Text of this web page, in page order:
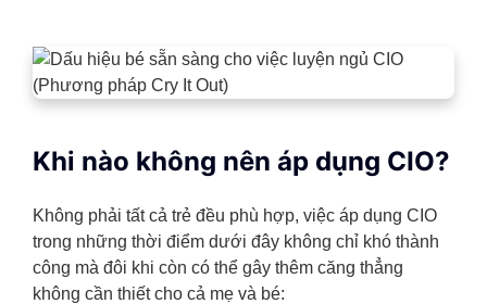
Khi nào không nên áp dụng CIO?
Không phải tất cả trẻ đều phù hợp, việc áp dụng CIO
trong những thời điểm dưới đây không chỉ khó thành
công mà đôi khi còn có thể gây thêm căng thẳng
không cần thiết cho cả mẹ và bé: